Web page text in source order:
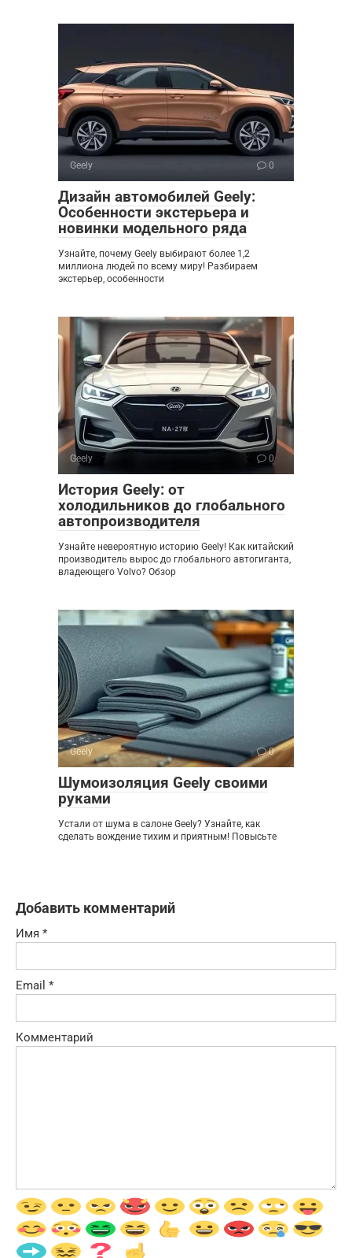
Geely 0
Дизайн автомобилей Geely:
Особенности экстерьера и
новинки модельного ряда
Узнайте, почему Geely выбирают более 1,2
миллиона людей по всему миру! Разбираем
экстерьер, особенности
Geely 0
История Geely: от
холодильников до глобального
автопроизводителя
Узнайте невероятную историю Geely! Как китайский
производитель вырос до глобального автогиганта,
владеющего Volvo? Обзор
Geely 0
Шумоизоляция Geely своими
руками
Устали от шума в салоне Geely? Узнайте, как
сделать вождение тихим и приятным! Повысьте
Добавить комментарий
Имя *
Email *
Комментарий